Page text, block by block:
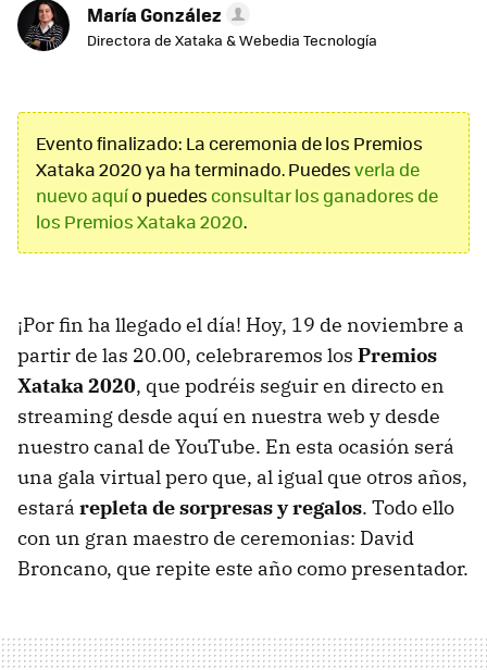
María González
Directora de Xataka & Webedia Tecnología
Evento finalizado: La ceremonia de los Premios
Xataka 2020 ya ha terminado. Puedesverla de
nuevo aquío puedes consultar los ganadores de
los Premios Xataka 2020.
¡Por fin ha llegado el día! Hoy, 19 de noviembre a
partir de las 20.00, celebraremos los Premios
Xataka 2020, que podréis seguir en directo en
streaming desde aquí en nuestra web y desde
nuestro canal de YouTube. En esta ocasión será
una gala virtual pero que, al igual que otros años,
estará repleta de sorpresas y regalos. Todo ello
con un gran maestro de ceremonias: David
Broncano, que repite este año como presentador.